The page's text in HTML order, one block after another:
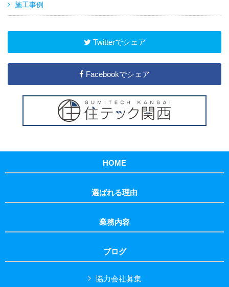
施工事例
Twitterでシェア
Facebookでシェア
HOME
選ばれる理由
業務内容
ブログ
協力会社募集